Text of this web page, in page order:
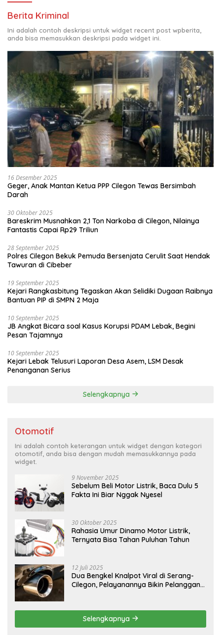
Berita Kriminal
Ini adalah contoh deskripsi untuk widget recent post wpberita,
anda bisa memasukkan deskripsi pada widget ini.
16 Desember 2025
Geger, Anak Mantan Ketua PPP Cilegon Tewas Bersimbah
Darah
30 Oktober 2025
Bareskrim Musnahkan 2,1 Ton Narkoba di Cilegon, Nilainya
Fantastis Capai Rp29 Triliun
28 September 2025
Polres Cilegon Bekuk Pemuda Bersenjata Cerulit Saat Hendak
Tawuran di Cibeber
19 September 2025
Kejari Rangkasbitung Tegaskan Akan Selidiki Dugaan Raibnya
Bantuan PIP di SMPN 2 Maja
10 September 2025
JB Angkat Bicara soal Kasus Korupsi PDAM Lebak, Begini
Pesan Tajamnya
10 September 2025
Kejari Lebak Telusuri Laporan Desa Asem, LSM Desak
Penanganan Serius
Selengkapnya
Otomotif
Ini adalah contoh keterangan untuk widget dengan kategori
otomotif, anda bisa dengan mudah memasukkannya pada
widget.
9 November 2025
Sebelum Beli Motor Listrik, Baca Dulu 5
Fakta Ini Biar Nggak Nyesel
30 Oktober 2025
Rahasia Umur Dinamo Motor Listrik,
Ternyata Bisa Tahan Puluhan Tahun
12 Juli 2025
Dua Bengkel Knalpot Viral di Serang-
Cilegon, Pelayanannya Bikin Pelanggan
Selengkapnya